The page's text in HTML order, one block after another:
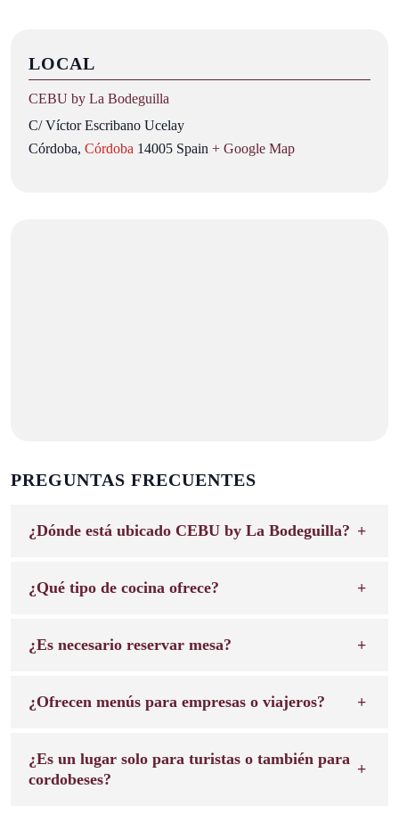
LOCAL
CEBU by La Bodeguilla
C/ Víctor Escribano Ucelay
Córdoba, Córdoba 14005 Spain + Google Map
PREGUNTAS FRECUENTES
¿Dónde está ubicado CEBU by La Bodeguilla?
¿Qué tipo de cocina ofrece?
¿Es necesario reservar mesa?
¿Ofrecen menús para empresas o viajeros?
¿Es un lugar solo para turistas o también para
cordobeses?